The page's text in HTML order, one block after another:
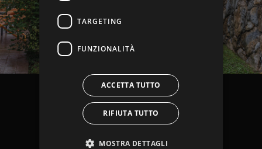
TARGETING
FUNZIONALITÀ
ACCETTA TUTTO
RIFIUTA TUTTO
MOSTRA DETTAGLI